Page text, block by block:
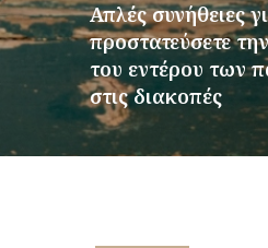
Απλές συνήθειες
προστατεύσετε
του εντέρου των
στις διακοπές
ΠΕΡΙΣΣΌΤΕΡΑ